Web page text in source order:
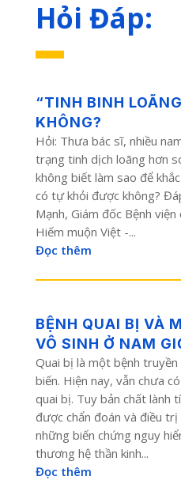
Hỏi Đáp:
“TINH BINH
KHÔNG?
Hỏi: Thưa bác sĩ, nhiều
trạng tinh dịch loãng hơn
không biết làm sao để
có tự khỏi được không?
Mạnh, Giám đốc Bệnh
Hiếm muộn Việt -...
Đọc thêm
BỆNH QUAI BỊ VÀ
VÔ SINH Ở NAM
Quai bị là một bệnh
biến. Hiện nay, vẫn chưa
quai bị. Tuy bản chất lành
được chẩn đoán và điều
những biến chứng nguy
thương hệ thần kinh...
Đọc thêm